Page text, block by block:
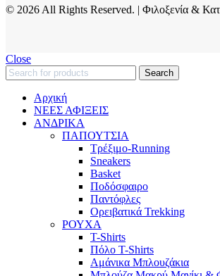
© 2026 All Rights Reserved. | Φιλοξενία &
Close
Search
Αρχική
ΝΕΕΣ ΑΦΙΞΕΙΣ
AΝΔΡΙΚΑ
ΠΑΠΟΥΤΣΙΑ
Τρέξιμο-Running
Sneakers
Basket
Ποδόσφαιρο
Παντόφλες
Ορειβατικά Trekking
ΡΟΥΧΑ
T-Shirts
Πόλο T-Shirts
Αμάνικα Μπλουζάκια